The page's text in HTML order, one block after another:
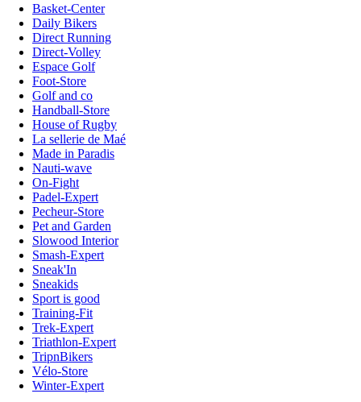
Basket-Center
Daily Bikers
Direct Running
Direct-Volley
Espace Golf
Foot-Store
Golf and co
Handball-Store
House of Rugby
La sellerie de Maé
Made in Paradis
Nauti-wave
On-Fight
Padel-Expert
Pecheur-Store
Pet and Garden
Slowood Interior
Smash-Expert
Sneak'In
Sneakids
Sport is good
Training-Fit
Trek-Expert
Triathlon-Expert
TripnBikers
Vélo-Store
Winter-Expert